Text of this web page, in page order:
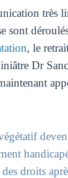
très
sont
, le
Dr
droits